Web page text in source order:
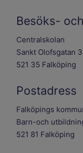
Besöks-
Centralskolan
Sankt Olofsgatan
521 35 Falköping
Postadress
Falköpings
Barn-och
521 81 Falköping